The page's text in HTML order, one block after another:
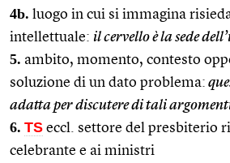
4b. luogo in cui si immagina
intellettuale: il cervello è la sede
5. ambito, momento, contesto
soluzione di un dato problema:
adatta per discutere di tali
6. TS eccl. settore del presbiterio
celebrante e ai ministri